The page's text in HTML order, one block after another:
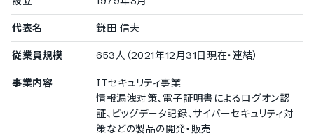
代表名 鎌田 信夫
従業員規模 653人（2021年12月31日現在・連結）
事業内容
ITセキュリティ事業
情報漏洩対策、電子証明書によるログオン認
証、ビッグデータ記録、サイバーセキュリティ対
策などの製品の開発・販売